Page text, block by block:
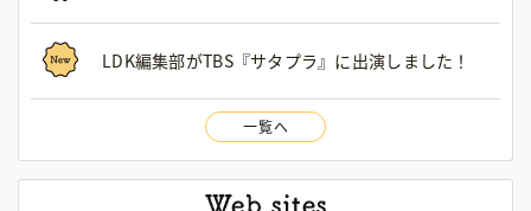
LDK編集部がTBS『サタプラ』に出演しました！
一覧へ